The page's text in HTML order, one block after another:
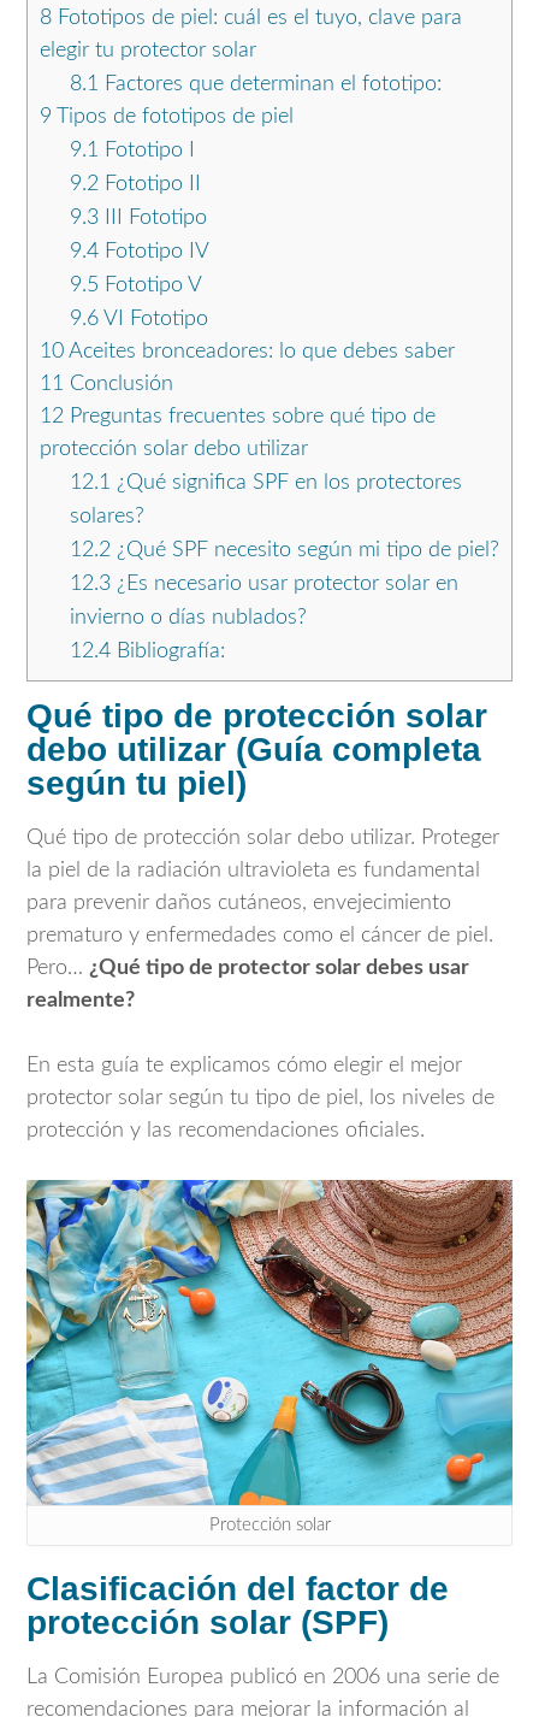
8 Fototipos de piel: cuál es el tuyo, clave para
elegir tu protector solar
8.1 Factores que determinan el fototipo:
9 Tipos de fototipos de piel
9.1 Fototipo I
9.2Fototipo II
9.3III Fototipo
9.4Fototipo IV
9.5 Fototipo V
9.6VI Fototipo
10 Aceites bronceadores: lo que debes saber
11 Conclusión
12 Preguntas frecuentes sobre qué tipo de
protección solar debo utilizar
12.1 ¿Qué significa SPF en los protectores
solares?
12.2¿Qué SPF necesito según mi tipo de piel?
12.3¿Es necesario usar protector solar en
invierno o días nublados?
12.4Bibliografía:
Qué tipo de protección solar
debo utilizar (Guía completa
según tu piel)
Qué tipo de protección solar debo utilizar. Proteger
la piel de la radiación ultravioleta es fundamental
para prevenir daños cutáneos, envejecimiento
prematuro y enfermedades como el cáncer de piel.
Pero… ¿Qué tipo de protector solar debes usar
realmente?
En esta guía te explicamos cómo elegir el mejor
protector solar según tu tipo de piel, los niveles de
protección y las recomendaciones oficiales.
Protección solar
Clasificación del factor de
protección solar (SPF)
La Comisión Europea publicó en 2006 una serie de
recomendaciones para mejorar la información al